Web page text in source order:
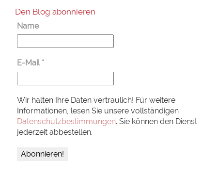
Den Blog abonnieren
Name
E-Mail *
Wir halten Ihre Daten vertraulich! Für weitere
Informationen, lesen Sie unsere vollständigen
Datenschutzbestimmungen. Sie können den Dienst
jederzeit abbestellen.